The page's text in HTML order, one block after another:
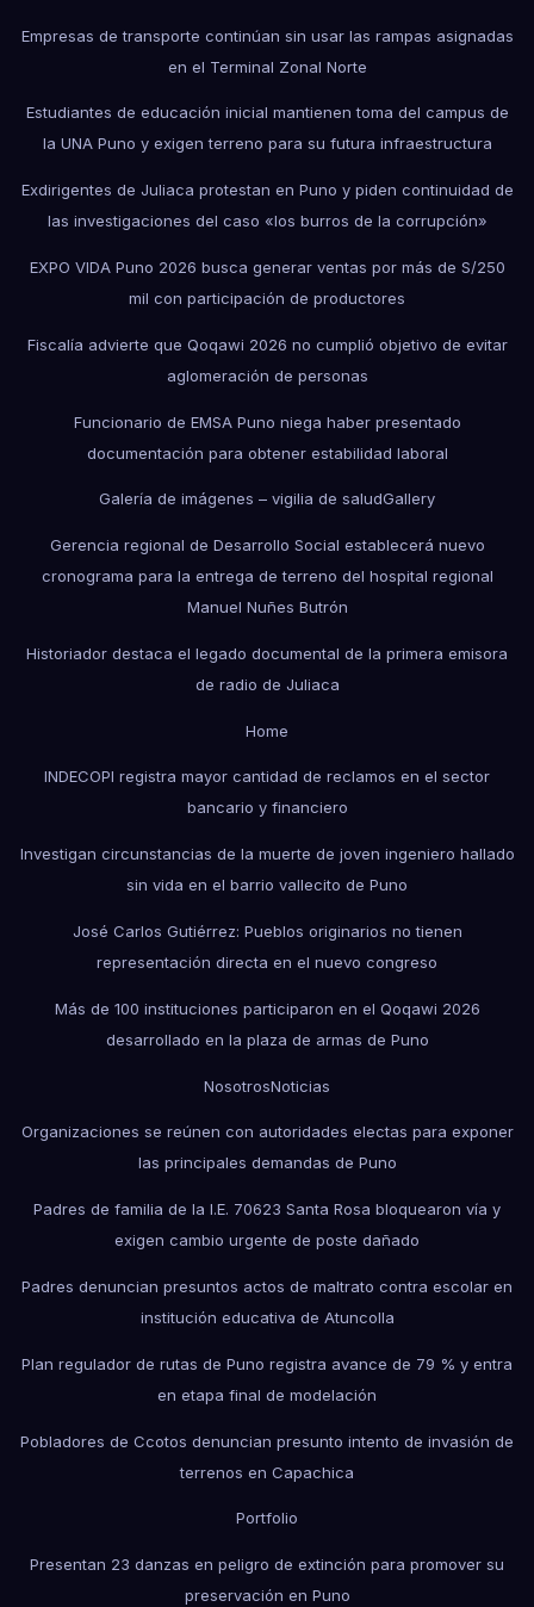
Empresas de transporte continúan sin usar las rampas asignadas
en el Terminal Zonal Norte
Estudiantes de educación inicial mantienen toma del campus de
la UNA Puno y exigen terreno para su futura infraestructura
Exdirigentes de Juliaca protestan en Puno y piden continuidad de
las investigaciones del caso «los burros de la corrupción»
EXPO VIDA Puno 2026 busca generar ventas por más de S/250
mil con participación de productores
Fiscalía advierte que Qoqawi 2026 no cumplió objetivo de evitar
aglomeración de personas
Funcionario de EMSA Puno niega haber presentado
documentación para obtener estabilidad laboral
Galería de imágenes – vigilia de saludGallery
Gerencia regional de Desarrollo Social establecerá nuevo
cronograma para la entrega de terreno del hospital regional
Manuel Nuñes Butrón
Historiador destaca el legado documental de la primera emisora
de radio de Juliaca
Home
INDECOPI registra mayor cantidad de reclamos en el sector
bancario y financiero
Investigan circunstancias de la muerte de joven ingeniero hallado
sin vida en el barrio vallecito de Puno
José Carlos Gutiérrez: Pueblos originarios no tienen
representación directa en el nuevo congreso
Más de 100 instituciones participaron en el Qoqawi 2026
desarrollado en la plaza de armas de Puno
NosotrosNoticias
Organizaciones se reúnen con autoridades electas para exponer
las principales demandas de Puno
Padres de familia de la I.E. 70623 Santa Rosa bloquearon vía y
exigen cambio urgente de poste dañado
Padres denuncian presuntos actos de maltrato contra escolar en
institución educativa de Atuncolla
Plan regulador de rutas de Puno registra avance de 79 % y entra
en etapa final de modelación
Pobladores de Ccotos denuncian presunto intento de invasión de
terrenos en Capachica
Portfolio
Presentan 23 danzas en peligro de extinción para promover su
preservación en Puno